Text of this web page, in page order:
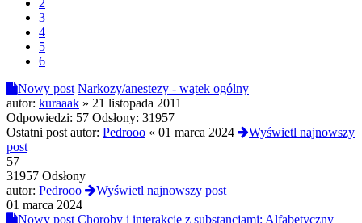
3
4
5
6
Nowy post Narkozy/anestezy - wątek ogólny
autor: kuraaak » 21 listopada 2011
Odpowiedzi: 57 Odsłony: 31957
Ostatni post autor: Pedrooo « 01 marca 2024
Wyświetl najnowszy
post
57
31957 Odsłony
autor: Pedrooo
Wyświetl najnowszy post
01 marca 2024
Nowy post Choroby i interakcje z substancjami: Alfabetyczny